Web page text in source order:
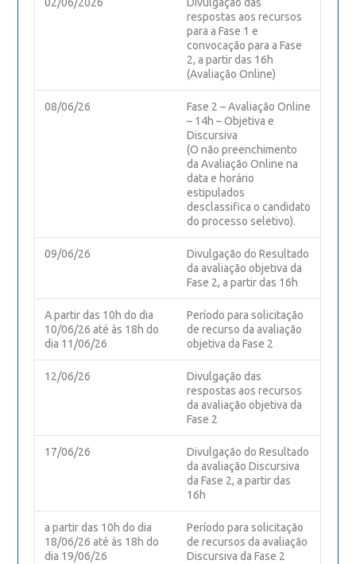
respostas aos recursos
para a Fase 1 e
convocação para a Fase
2, a partir das 16h
(Avaliação Online)
08/06/26
Fase 2 – Avaliação Online
– 14h – Objetiva e
Discursiva
(O não preenchimento
da Avaliação Online na
data e horário
estipulados
desclassifica o candidato
do processo seletivo).
09/06/26
Divulgação do Resultado
da avaliação objetiva da
Fase 2, a partir das 16h
A partir das 10h do dia
10/06/26 até às 18h do
dia 11/06/26
Período para solicitação
de recurso da avaliação
objetiva da Fase 2
12/06/26
Divulgação das
respostas aos recursos
da avaliação objetiva da
Fase 2
17/06/26
Divulgação do Resultado
da avaliação Discursiva
da Fase 2, a partir das
16h
a partir das 10h do dia
18/06/26 até às 18h do
dia 19/06/26
Período para solicitação
de recursos da avaliação
Discursiva da Fase 2